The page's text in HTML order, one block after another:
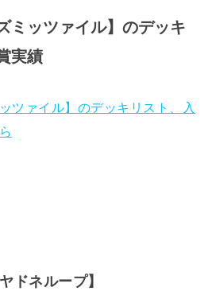
ミッツァイル】のデッキ
実績
ツァイル】のデッキリスト、入
ネループ】